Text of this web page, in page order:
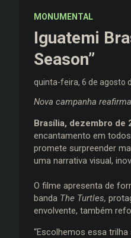
MONUMENTAL
Iguatemi
Season”
quinta-feira, 6 de agosto
Nova campanha
Brasília, dezembro de
encantamento em
promete surpreender
uma narrativa visual,
O filme apresenta de
banda The Turtles,
envolvente, também
“Escolhemos essa